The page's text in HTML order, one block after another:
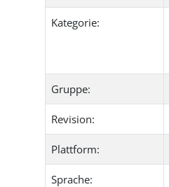
Kategorie:
Gruppe:
Revision:
Plattform:
Sprache: